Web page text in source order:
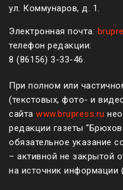
ул. Коммунаров, д. 1.
Электронная почта:
телефон редакции:
8 (861 56) 3-33-46.
При полном или
(текстовых, фото- и
сайта www.brupress.ru
редакции газеты
обязательное указание
– активной не закрытой
на источник информации